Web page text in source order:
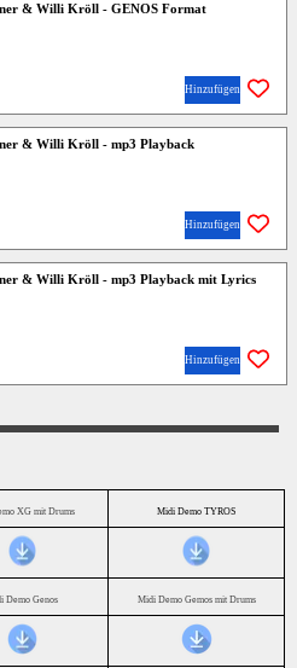
& Willi Kröll - GENOS Format
Hinzufügen
& Willi Kröll - mp3 Playback
Hinzufügen
& Willi Kröll - mp3 Playback mit Lyrics
Hinzufügen
XG mit Drums Midi Demo TYROS
Demo Genos Midi Demo Gemos mit Drums